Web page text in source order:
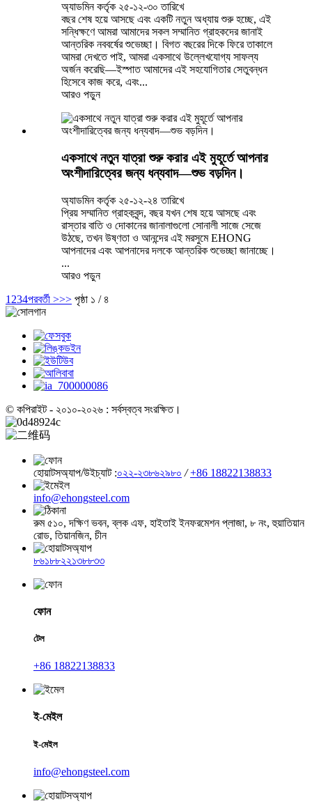
অ্যাডমিন কর্তৃক ২৫-১২-৩০ তারিখে
বছর শেষ হয়ে আসছে এবং একটি নতুন অধ্যায় শুরু হচ্ছে, এই
সন্ধিক্ষণে আমরা আমাদের সকল সম্মানিত গ্রাহকদের জানাই
আন্তরিক নববর্ষের শুভেচ্ছা। বিগত বছরের দিকে ফিরে তাকালে
আমরা দেখতে পাই, আমরা একসাথে উল্লেখযোগ্য সাফল্য
অর্জন করেছি—ইস্পাত আমাদের এই সহযোগিতার সেতুবন্ধন
হিসেবে কাজ করে, এবং...
আরও পড়ুন
একসাথে নতুন যাত্রা শুরু করার এই মুহূর্তে আপনার
অংশীদারিত্বের জন্য ধন্যবাদ—শুভ বড়দিন।
অ্যাডমিন কর্তৃক ২৫-১২-২৪ তারিখে
প্রিয় সম্মানিত গ্রাহকবৃন্দ, বছর যখন শেষ হয়ে আসছে এবং
রাস্তার বাতি ও দোকানের জানালাগুলো সোনালী সাজে সেজে
উঠছে, তখন উষ্ণতা ও আনন্দের এই মরসুমে EHONG
আপনাদের এবং আপনাদের দলকে আন্তরিক শুভেচ্ছা জানাচ্ছে।
...
আরও পড়ুন
1 234পরবর্তী >>> পৃষ্ঠা ১ / ৪
© কপিরাইট - ২০১০-২০২৬ : সর্বস্বত্ব সংরক্ষিত।
হোয়াটসঅ্যাপ/উইচ্যাট :০২২-২৩৮৬২৯৮০ / +86 18822138833
info@ehongsteel.com
রুম ৫১০, দক্ষিণ ভবন, ব্লক এফ, হাইতাই ইনফরমেশন প্লাজা, ৮ নং, হুয়াতিয়ান
রোড, তিয়ানজিন, চীন
৮৬১৮৮২২১৩৮৮৩৩
ফোন
টেল
+86 18822138833
ই-মেইল
ই-মেইল
info@ehongsteel.com